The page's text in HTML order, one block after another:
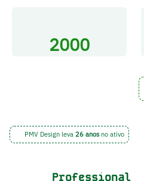
2000
PMV Design leva 26 anos no ativo
Professional